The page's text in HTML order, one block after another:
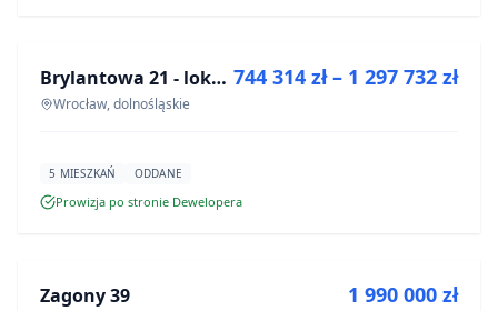
INWESTYCJA Brylantowa 21 - lokale usługowe
Wrocław, dolnośląskie
744 314 zł – 1 297 732 zł
5 MIESZKAŃ ODDANE
Prowizja po stronie Dewelopera
INWESTYCJA
Zagony 39 1 990 000 zł